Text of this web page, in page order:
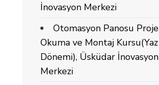
İnovasyon Merkezi
Otomasyon Panosu Proje
Okuma ve Montaj Kursu(Yaz
Dönemi), Üsküdar İnovasyon
Merkezi